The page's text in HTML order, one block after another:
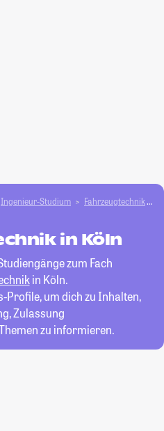
Ingenieur-Studium Fahrzeugtechnik
in Köln
zum Fach
in Köln.
Profile, um dich zu Inhalten,
Zulassung
zu informieren.